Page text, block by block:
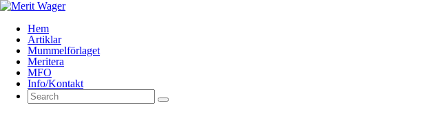
Hem
Artiklar
Mummelförlaget
Meritera
MFO
Info/Kontakt